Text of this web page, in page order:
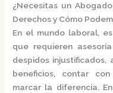
¿Necesitas un
Derechos y Cómo
En el mundo laboral,
que requieren
despidos
beneficios, contar
marcar la diferencia. En